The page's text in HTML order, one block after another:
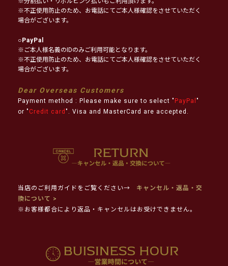
※不正使用防止のため、お電話にてご本人様確認をさせていただく
場合がございます。
○PayPal
※ご本人様名義のIDのみご利用可能となります。
※不正使用防止のため、お電話にてご本人様確認をさせていただく
場合がございます。
Dear Overseas Customers
Payment method : Please make sure to select " PayPal "
or " Credit card ". Visa and MasterCard are accepted.
当店のご利用ガイドをご覧ください→
キャンセル・返品・交
換について >
※お客様都合により返品・キャンセルはお受けできません。